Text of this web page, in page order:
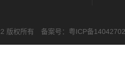
版权所有 备案号： 粤ICP备